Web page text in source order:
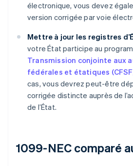
électronique, vous devez
version corrigée par voie
Mettre à jour les registres
votre État participe au
Transmission conjointe aux
fédérales et étatiques
cas, vous devrez peut-être
corrigée distincte auprès de
de l’État.
1099-NEC comparé